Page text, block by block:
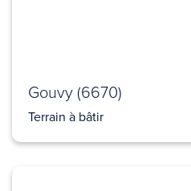
Gouvy (6670)
Terrain à bâtir